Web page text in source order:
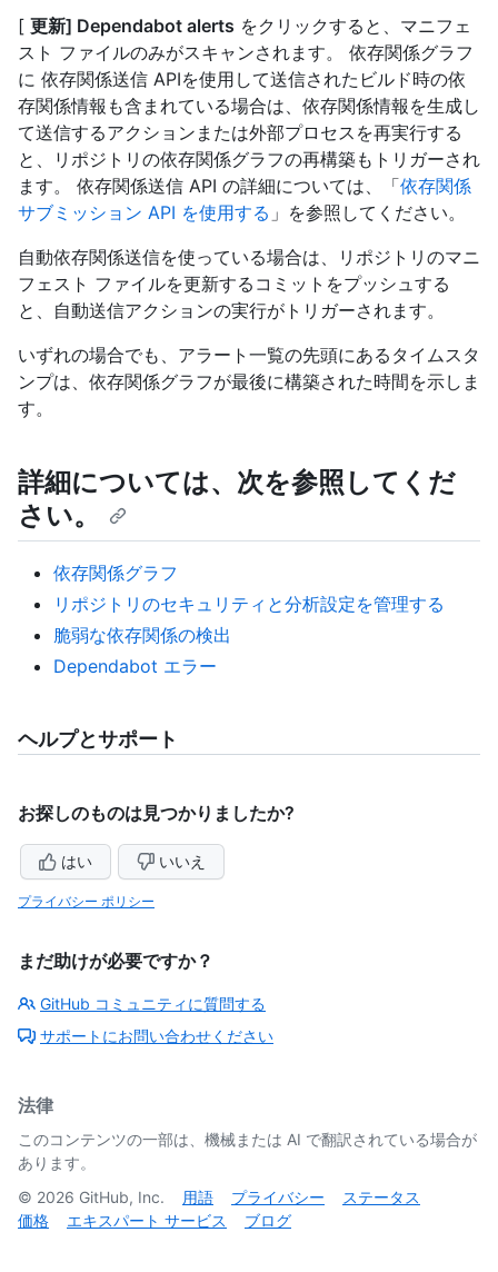
[ 更新] Dependabot alerts をクリックすると、マニフェ
スト ファイルのみがスキャンされます。 依存関係グラフ
に 依存関係送信 APIを使用して送信されたビルド時の依
存関係情報も含まれている場合は、依存関係情報を生成し
て送信するアクションまたは外部プロセスを再実行する
と、リポジトリの依存関係グラフの再構築もトリガーされ
ます。 依存関係送信 API の詳細については、「依存関係
サブミッション API を使用する 」を参照してください。
自動依存関係送信を使っている場合は、リポジトリのマニ
フェスト ファイルを更新するコミットをプッシュする
と、自動送信アクションの実行がトリガーされます。
いずれの場合でも、アラート一覧の先頭にあるタイムスタ
ンプは、依存関係グラフが最後に構築された時間を示しま
す。
詳細については、次を参照してくだ
さい。
依存関係グラフ
リポジトリのセキュリティと分析設定を管理する
脆弱な依存関係の検出
Dependabot エラー
ヘルプとサポート
お探しのものは見つかりましたか?
はい いいえ
プライバシー ポリシー
まだ助けが必要ですか？
GitHub コミュニティに質問する
サポートにお問い合わせください
法律
このコンテンツの一部は、機械または AI で翻訳されている場合が
あります。
© 2026 GitHub, Inc. 用語 プライバシー
ステータス
価格
エキスパート サービス ブログ